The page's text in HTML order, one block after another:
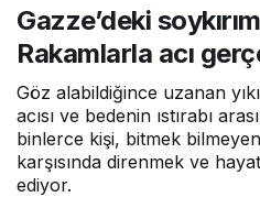
Gazze’deki
Rakamlarla acı
Göz alabildiğince uzanan
acısı ve bedenin ıstırabı
binlerce kişi, bitmek
karşısında direnmek ve
ediyor.